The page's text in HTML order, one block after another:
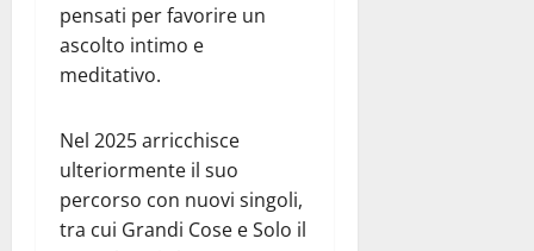
pensati per favorire un
ascolto intimo e
meditativo.
Nel 2025 arricchisce
ulteriormente il suo
percorso con nuovi singoli,
tra cui Grandi Cose e Solo il